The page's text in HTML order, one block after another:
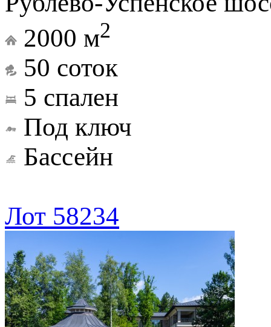
2000 м2
50 соток
5 спален
Под ключ
Бассейн
Лот 58234